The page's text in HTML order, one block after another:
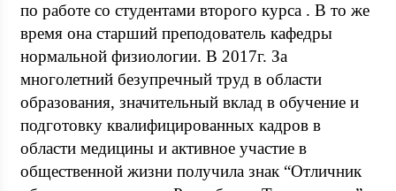
по работе со студентами второго курса . В то же
время она старший преподователь кафедры
нормальной физиологии. В 2017г. За
многолетний безупречный труд в области
образования, значительный вклад в обучение и
подготовку квалифицированных кадров в
области медицины и активное участие в
общественной жизни получила знак “Отличник